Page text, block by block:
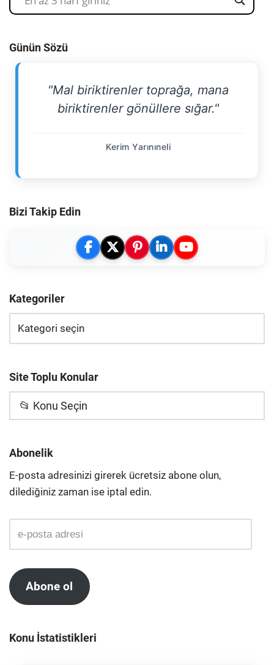
Günün Sözü
"Mal biriktirenler toprağa, mana
biriktirenler gönüllere sığar."
Kerim Yarınıneli
Bizi Takip Edin
Kategoriler
Site Toplu Konular
📂 Konu Seçin
Abonelik
E-posta adresinizi girerek ücretsiz abone olun,
dilediğiniz zaman ise iptal edin.
Abone ol
Konu İstatistikleri